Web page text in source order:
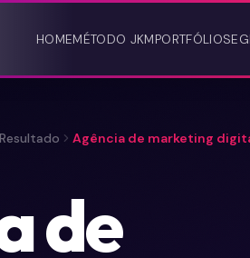
HOMEMÉTODO JKMPORTFÓLIO
Agência de marketing
de